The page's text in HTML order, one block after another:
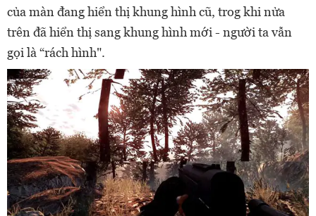
của màn đang hiển thị khung hình cũ, trog khi nửa
trên đã hiển thị sang khung hình mới - người ta vẫn
gọi là “rách hình".